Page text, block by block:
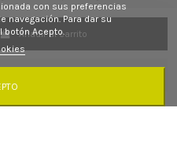
Añadir al carrito
con sus preferencias
navegación. Para dar su
botón Acepto.